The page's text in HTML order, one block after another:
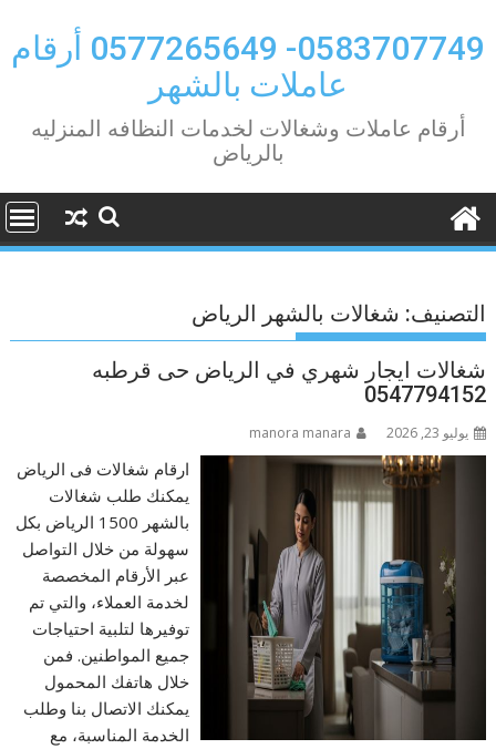
to
content
0583707749- 0577265649 أرقام
عاملات بالشهر
أرقام عاملات وشغالات لخدمات النظافه المنزليه
بالرياض
التصنيف: شغالات بالشهر الرياض
شغالات ايجار شهري في الرياض حى قرطبه
0547794152
يوليو 23, 2026 manora manara
ارقام شغالات فى الرياض
يمكنك طلب شغالات
بالشهر 1500 الرياض بكل
سهولة من خلال التواصل
عبر الأرقام المخصصة
لخدمة العملاء، والتي تم
توفيرها لتلبية احتياجات
جميع المواطنين. فمن
خلال هاتفك المحمول
يمكنك الاتصال بنا وطلب
الخدمة المناسبة، مع